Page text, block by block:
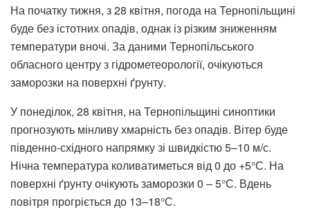
На початку тижня, з 28 квітня, погода на Тернопільщині
буде без істотних опадів, однак із різким зниженням
температури вночі. За даними Тернопільського
обласного центру з гідрометеорології, очікуються
заморозки на поверхні ґрунту.
У понеділок, 28 квітня, на Тернопільщині синоптики
прогнозують мінливу хмарність без опадів. Вітер буде
південно-східного напрямку зі швидкістю 5–10 м/с.
Нічна температура коливатиметься від 0 до +5°С. На
поверхні ґрунту очікують заморозки 0 – 5°С. Вдень
повітря прогріється до 13–18°С.